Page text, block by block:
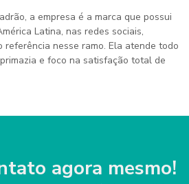
a empresa é a marca que possui
Latina, nas redes sociais,
referência nesse ramo. Ela atende todo
e foco na satisfação total de
agora mesmo!